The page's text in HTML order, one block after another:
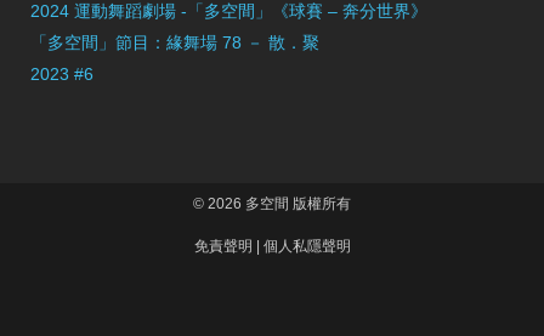
2024 運動舞蹈劇場 -「多空間」《球賽 – 奔分世界》
「多空間」節目：緣舞場 78 － 散．聚
2023 #6
© 2026 多空間 版權所有
免責聲明 個人私隱聲明